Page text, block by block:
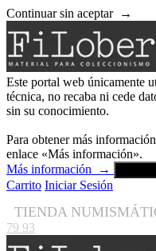
Continuar sin aceptar →
Este portal web únicamente
técnica, no recaba ni cede
sin su conocimiento.
Para obtener más
enlace «Más información».
Más información
→
Carrito Iniciar Sesión
TIENDA
79 93